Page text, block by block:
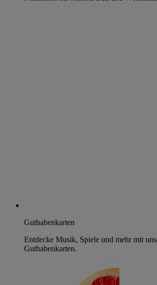
Guthabenkarten
Entdecke Musik, Spiele und mehr mit
Guthabenkarten.